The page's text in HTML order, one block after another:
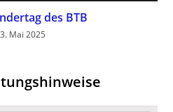
des BTB
Mai 2025